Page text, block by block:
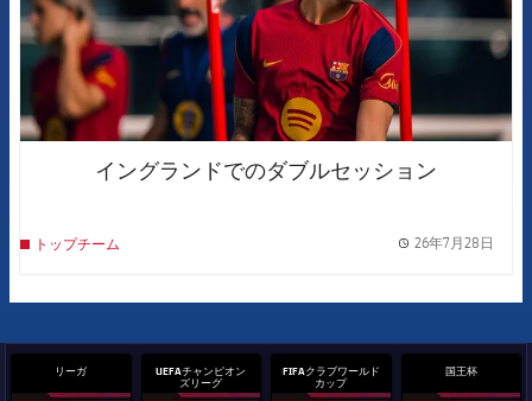
イングランドでのダブルセッション
トップチーム 26年7月28日
リーガ
UEFAチャンピオン
ズリーグ
FIFAクラブワールド
カップ
国王杯